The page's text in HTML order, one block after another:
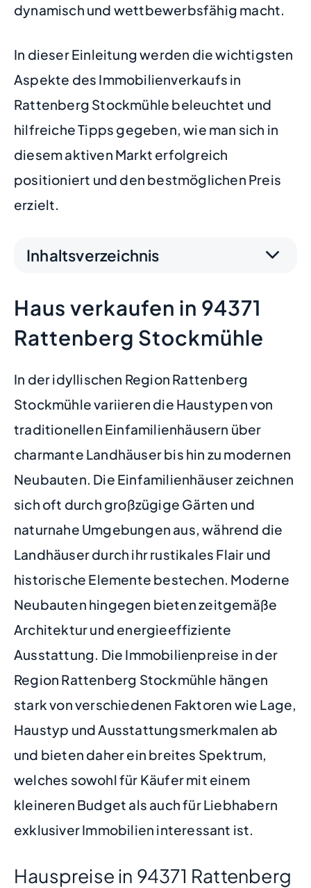
dynamisch und wettbewerbsfähig macht.
In dieser Einleitung werden die wichtigsten
Aspekte des Immobilienverkaufs in
Rattenberg Stockmühle beleuchtet und
hilfreiche Tipps gegeben, wie man sich in
diesem aktiven Markt erfolgreich
positioniert und den bestmöglichen Preis
erzielt.
Inhaltsverzeichnis
Haus verkaufen in 94371
Rattenberg Stockmühle
In der idyllischen Region Rattenberg
Stockmühle variieren die Haustypen von
traditionellen Einfamilienhäusern über
charmante Landhäuser bis hin zu modernen
Neubauten. Die Einfamilienhäuser zeichnen
sich oft durch großzügige Gärten und
naturnahe Umgebungen aus, während die
Landhäuser durch ihr rustikales Flair und
historische Elemente bestechen. Moderne
Neubauten hingegen bieten zeitgemäße
Architektur und energieeffiziente
Ausstattung. Die Immobilienpreise in der
Region Rattenberg Stockmühle hängen
stark von verschiedenen Faktoren wie Lage,
Haustyp und Ausstattungsmerkmalen ab
und bieten daher ein breites Spektrum,
welches sowohl für Käufer mit einem
kleineren Budget als auch für Liebhabern
exklusiver Immobilien interessant ist.
Hauspreise in 94371 Rattenberg